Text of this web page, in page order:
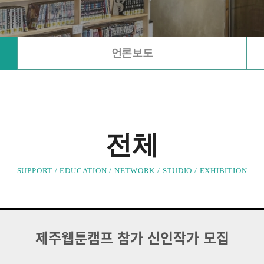
언론보도
전체
SUPPORT / EDUCATION / NETWORK / STUDIO / EXHIBITION
제주웹툰캠프 참가 신인작가 모집